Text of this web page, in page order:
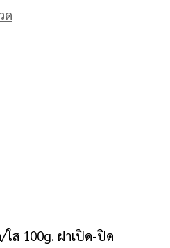
ด
ส 100g. ฝาเปิด-ปิด